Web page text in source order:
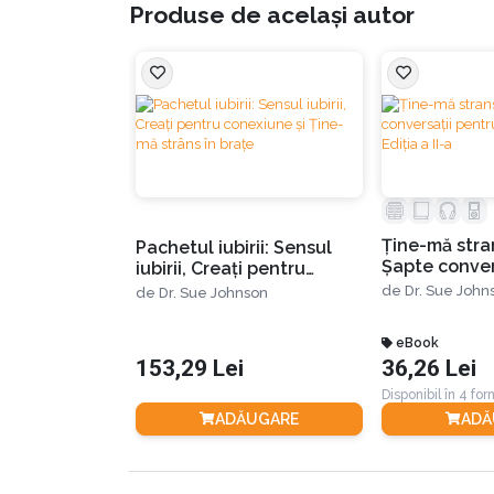
conversații Ține-mă strâns în brațe. Aceste
EFT se concentrează așadar pe crearea și
favorizează o relație plină de iubire:
Terapia EFT a fost recunoscută de mult
cuplu testată și demonstrată. Eficiența
70-75% dintre cuplurile care parcurg
până la 86% relatează chiar o îmbunătățire
rezultatele pozitive ale EFT persistă chiar
Produse de același autor
Pachetul iubirii: Sensul
iubirii, Creați pentru
conexiune și Ține-mă
de Dr. Sue Johnson
153,29 Lei
ADĂUGARE
Ţine-mă
Șapte
o viaţă de
de Dr. Sue
eBook
36,26 Lei
Disponibil în 4